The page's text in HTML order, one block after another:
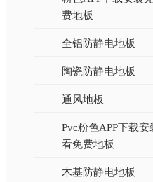
费地板
全铝防静电地板
陶瓷防静电地板
通风地板
Pvc粉色APP下载安
看免费地板
木基防静电地板